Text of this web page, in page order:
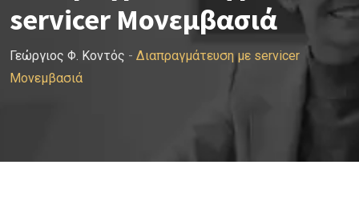
servicer Μονεμβασιά
Γεώργιος Φ. Κοντός - Διαπραγμάτευση με servicer
Μονεμβασιά